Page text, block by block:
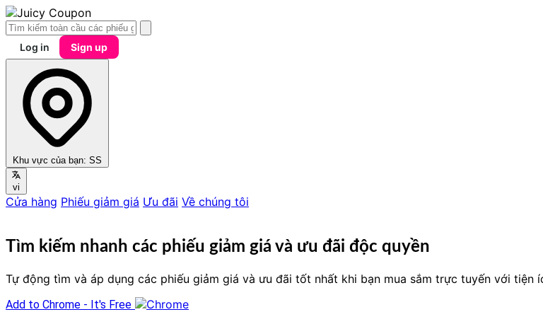
Log in Sign up
Khu vực của bạn: SS
vi
Cửa hàng Phiếu giảm giá Ưu đãi Về chúng tôi
Tìm kiếm nhanh các phiếu giảm giá và ưu đãi độc quyền
Tự động tìm và áp dụng các phiếu giảm giá và ưu đãi tốt nhất khi bạn mua sắm trực tuyến với tiện
Add to Chrome - It's Free